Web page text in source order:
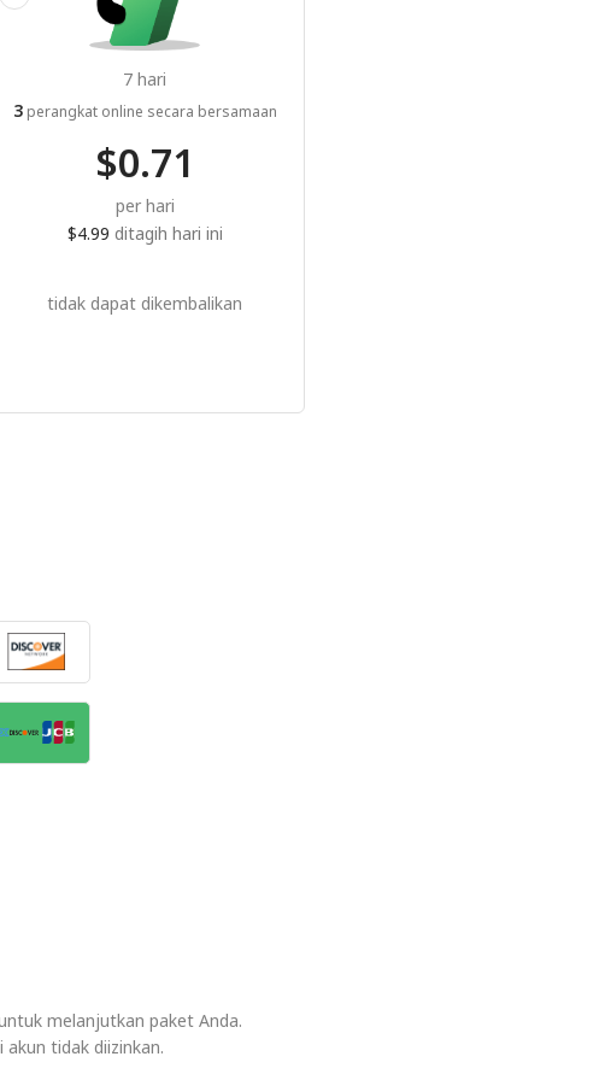
7 hari
3perangkat online secara bersamaan
$0.71
per hari
$4.99 ditagih hari ini
tidak dapat dikembalikan
melanjutkan paket Anda.
tidak diizinkan.